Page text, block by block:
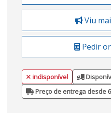
Viu
Pedir
indisponível
Preço de entrega desde